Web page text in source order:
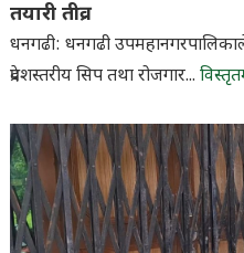
तयारी तीव्र
धनगढी: धनगढी
प्रदेशस्तरीय सिप तथा रोजगार...